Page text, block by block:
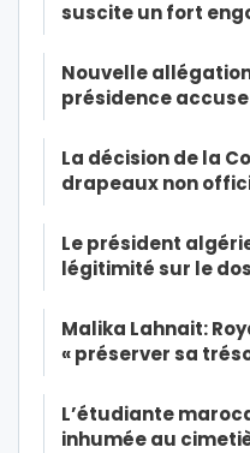
suscite un fort
Nouvelle
présidence
La décision de la
drapeaux non
Le président
légitimité sur le
Malika Lahnait:
« préserver sa
L’étudiante
inhumée au